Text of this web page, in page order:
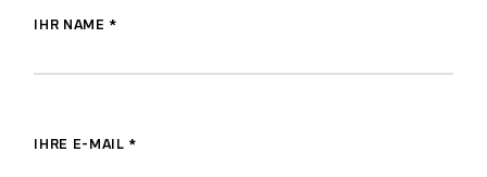
IHR NAME *
IHRE E-MAIL *